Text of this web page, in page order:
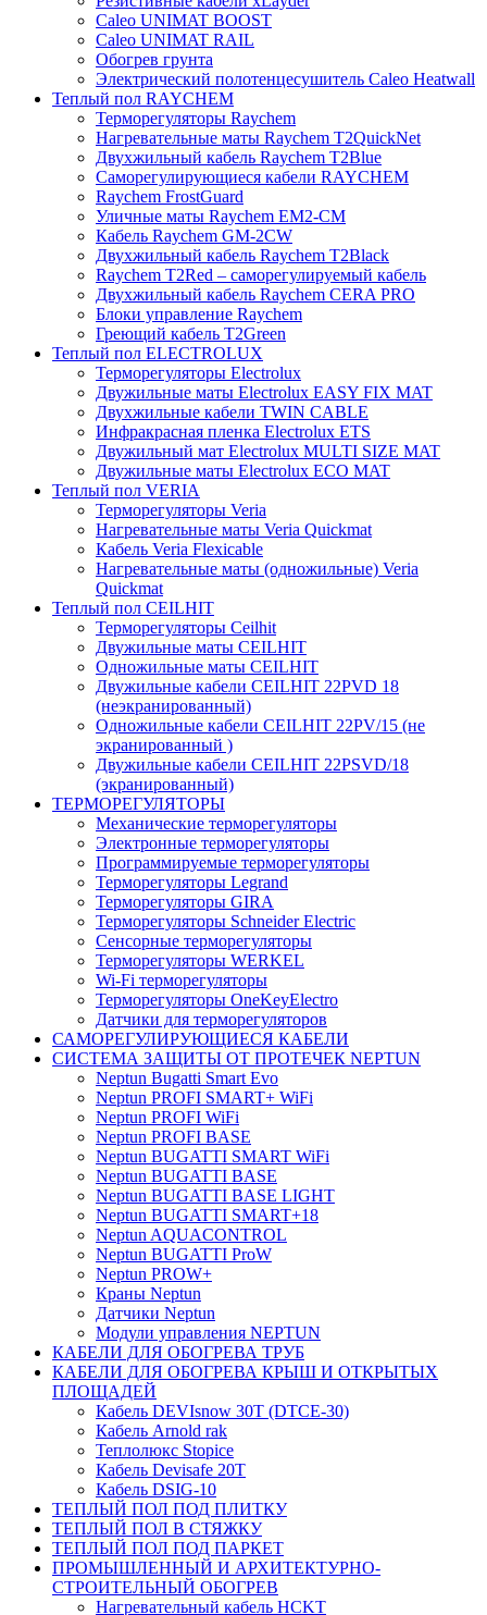
Caleo UNIMAT BOOST
Caleo UNIMAT RAIL
Обогрев грунта
Электрический полотенцесушитель Caleo Heatwall
Теплый пол RAYCHEM
Терморегуляторы Raychem
Нагревательные маты Raychem T2QuickNet
Двухжильный кабель Raychem T2Blue
Саморегулирующиеся кабели RAYCHEM
Raychem FrostGuard
Уличные маты Raychem EM2-CM
Кабель Raychem GM-2CW
Двухжильный кабель Raychem T2Black
Raychem T2Red – саморегулируемый кабель
Двухжильный кабель Raychem CERA PRO
Блоки управление Raychem
Греющий кабель T2Green
Теплый пол ELECTROLUX
Терморегуляторы Electrolux
Двужильные маты Electrolux EASY FIX MAT
Двухжильные кабели TWIN CABLE
Инфракрасная пленка Electrolux ETS
Двужильный мат Electrolux MULTI SIZE MAT
Двужильные маты Electrolux ECO MAT
Теплый пол VERIA
Терморегуляторы Veria
Нагревательные маты Veria Quickmat
Кабель Veria Flexicable
Нагревательные маты (одножильные) Veria
Quickmat
Теплый пол CEILHIT
Терморегуляторы Ceilhit
Двужильные маты CEILHIT
Одножильные маты CEILHIT
Двужильные кабели CEILHIT 22PVD 18
(неэкранированный)
Одножильные кабели CEILHIT 22PV/15 (не
экранированный )
Двужильные кабели CEILHIT 22PSVD/18
(экранированный)
ТЕРМОРЕГУЛЯТОРЫ
Механические терморегуляторы
Электронные терморегуляторы
Программируемые терморегуляторы
Терморегуляторы Legrand
Терморегуляторы GIRA
Терморегуляторы Schneider Electric
Сенсорные терморегуляторы
Терморегуляторы WERKEL
Wi-Fi терморегуляторы
Терморегуляторы OneKeyElectro
Датчики для терморегуляторов
САМОРЕГУЛИРУЮЩИЕСЯ КАБЕЛИ
СИСТЕМА ЗАЩИТЫ ОТ ПРОТЕЧЕК NEPTUN
Neptun Bugatti Smart Evo
Neptun PROFI SMART+ WiFi
Neptun PROFI WiFi
Neptun PROFI BASE
Neptun BUGATTI SMART WiFi
Neptun BUGATTI BASE
Neptun BUGATTI BASE LIGHT
Neptun BUGATTI SMART+18
Neptun AQUACONTROL
Neptun BUGATTI ProW
Neptun PROW+
Краны Neptun
Датчики Neptun
Модули управления NEPTUN
КАБЕЛИ ДЛЯ ОБОГРЕВА ТРУБ
КАБЕЛИ ДЛЯ ОБОГРЕВА КРЫШ И ОТКРЫТЫХ
ПЛОЩАДЕЙ
Кабель DEVIsnow 30Т (DTCE-30)
Кабель Arnold rak
Теплолюкс Stopice
Кабель Devisafe 20T
Кабель DSIG-10
ТЕПЛЫЙ ПОЛ ПОД ПЛИТКУ
ТЕПЛЫЙ ПОЛ В СТЯЖКУ
ТЕПЛЫЙ ПОЛ ПОД ПАРКЕТ
ПРОМЫШЛЕННЫЙ И АРХИТЕКТУРНО-
СТРОИТЕЛЬНЫЙ ОБОГРЕВ
Нагревательный кабель НCKТ